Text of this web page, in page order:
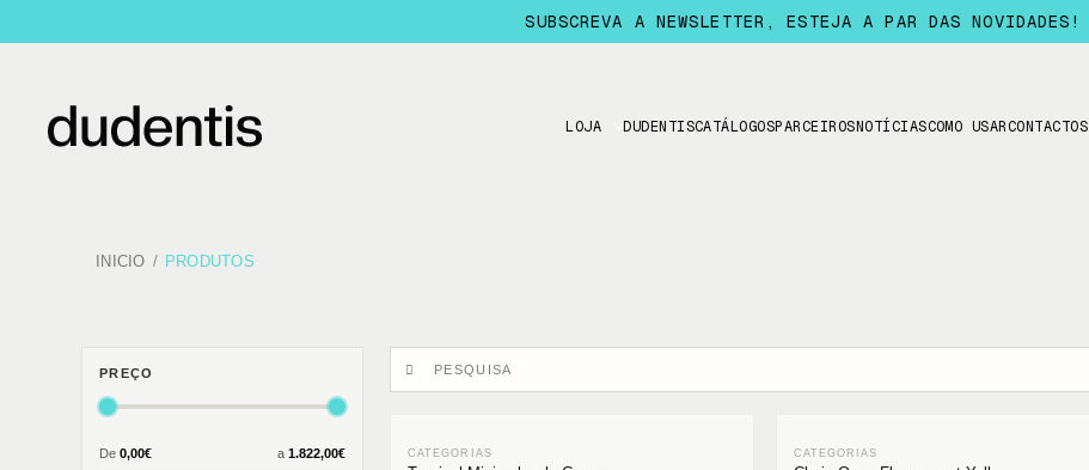
SUBSCREVA A NEWSLETTER, ESTEJA A PAR DAS NOVIDADES!
LOJA DUDENTISCATÁLOGOSPARCEIROSNOTÍCIASCOMO USARCONTACTOS
INICIO PRODUTOS
PREÇO
De 0,00€ a 1.822,00€